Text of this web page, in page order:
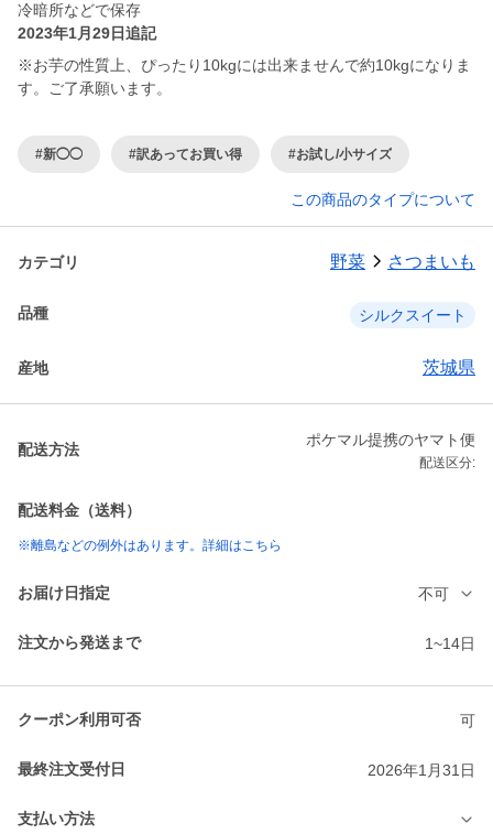
冷暗所などで保存
2023年1月29日追記
※お芋の性質上、ぴったり10kgには出来ませんで約10kgになりま
す。ご了承願います。
#新◯◯ #訳あってお買い得 #お試し/小サイズ
この商品のタイプについて
カテゴリ 野菜 さつまいも
品種 シルクスイート
産地 茨城県
配送方法
ポケマル提携のヤマト便
配送区分:
配送料金（送料）
※離島などの例外はあります。詳細はこちら
お届け日指定 不可
注文から発送まで 1~14日
クーポン利用可否 可
最終注文受付日 2026年1月31日
支払い方法